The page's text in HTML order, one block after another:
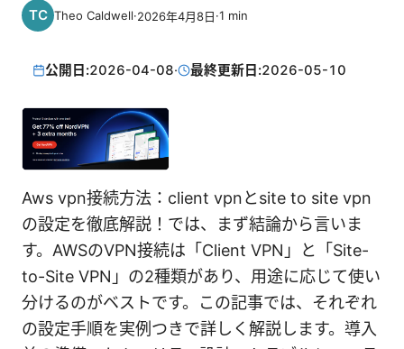
Theo Caldwell·2026年4月8日·1 min
公開日:2026-04-08· 最終更新日:2026-05-10
Aws vpn接続方法：client vpnとsite to site vpn
の設定を徹底解説！では、まず結論から言いま
す。AWSのVPN接続は「Client VPN」と「Site-
to-Site VPN」の2種類があり、用途に応じて使い
分けるのがベストです。この記事では、それぞれ
の設定手順を実例つきで詳しく解説します。導入